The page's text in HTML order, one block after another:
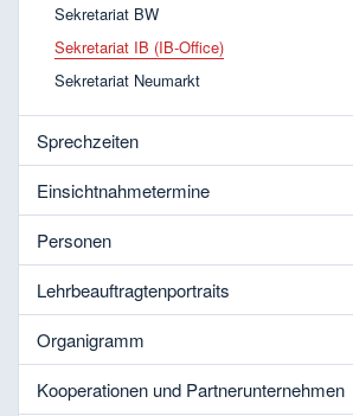
Sekretariat BW
Sekretariat IB (IB-Office)
Sekretariat Neumarkt
Sprechzeiten
Einsichtnahmetermine
Personen
Lehrbeauftragtenportraits
Organigramm
Kooperationen und Partnerunternehmen